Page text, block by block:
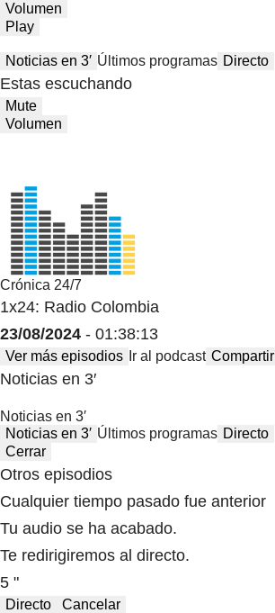
Volumen
Play
Noticias en 3′ Últimos programas Directo
Estas escuchando
Mute
Volumen
Crónica 24/7
1x24: Radio Colombia
23/08/2024 - 01:38:13
Ver más episodios Ir al podcast Compartir
Noticias en 3′
Noticias en 3′
Noticias en 3′ Últimos programas Directo
Cerrar
Otros episodios
Cualquier tiempo pasado fue anterior
Tu audio se ha acabado.
Te redirigiremos al directo.
5 "
Directo Cancelar